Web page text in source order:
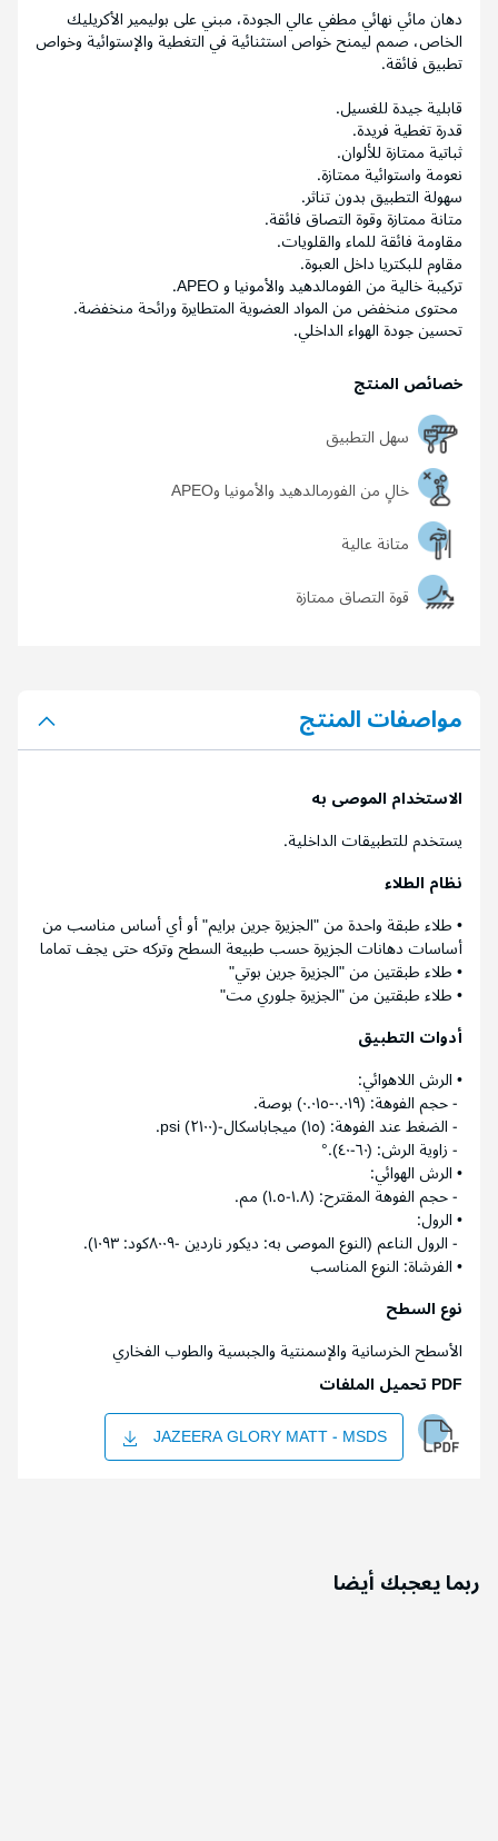
دهان مائي نهائي مطفي عالي الجودة، مبني على بوليمير الأكريليك
الخاص، صمم ليمنح خواص استثنائية في التغطية والإستوائية وخواص
تطبيق فائقة.
قابلية جيدة للغسيل.
قدرة تغطية فريدة.
ثباتية ممتازة للألوان.
نعومة واستوائية ممتازة.
سهولة التطبيق بدون تناثر.
متانة ممتازة وقوة التصاق فائقة.
مقاومة فائقة للماء والقلويات.
مقاوم للبكتريا داخل العبوة.
تركيبة خالية من الفومالدهيد والأمونيا و APEO.
محتوى منخفض من المواد العضوية المتطايرة ورائحة منخفضة.
تحسين جودة الهواء الداخلي.
خصائص المنتج
سهل التطبيق
خالٍ من الفورمالدهيد والأمونيا وAPEO
متانة عالية
قوة التصاق ممتازة
مواصفات المنتج
الاستخدام الموصى به
يستخدم للتطبيقات الداخلية.
نظام الطلاء
• طلاء طبقة واحدة من "الجزيرة جرين برايم" أو أي أساس مناسب من
أساسات دهانات الجزيرة حسب طبيعة السطح وتركه حتى يجف تماما
• طلاء طبقتين من "الجزيرة جرين بوتي"
• طلاء طبقتين من "الجزيرة جلوري مت"
أدوات التطبيق
• الرش اللاهوائي:
- حجم الفوهة: (٠.٠١٩-٠.٠١٥) بوصة.
- الضغط عند الفوهة: (١٥) ميجاباسكال-(٢١٠٠) psi.
- زاوية الرش: (٦٠-٤٠).°
• الرش الهوائي:
- حجم الفوهة المقترح: (١.٨-١.٥) مم.
• الرول:
- الرول الناعم (النوع الموصى به: ديكور ناردين -٨٠٠٩كود: ١٠٩٣).
• الفرشاة: النوع المناسب
نوع السطح
الأسطح الخرسانية والإسمنتية والجبسية والطوب الفخاري
PDF تحميل الملفات
JAZEERA GLORY MATT - MSDS
ربما يعجبك أيضا